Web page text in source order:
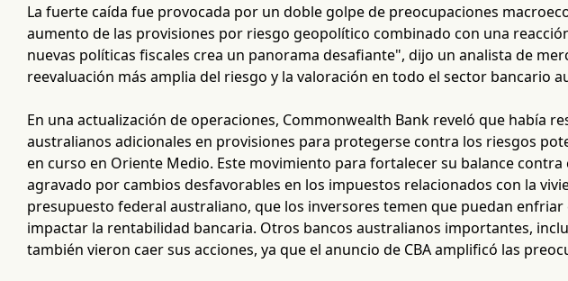
La fuerte caída fue provocada por un doble golpe de preocupaciones
aumento de las provisiones por riesgo geopolítico combinado con una
nuevas políticas fiscales crea un panorama desafiante", dijo un analista de
reevaluación más amplia del riesgo y la valoración en todo el sector bancario
En una actualización de operaciones, Commonwealth Bank reveló que había
australianos adicionales en provisiones para protegerse contra los riesgos
en curso en Oriente Medio. Este movimiento para fortalecer su balance contra
agravado por cambios desfavorables en los impuestos relacionados con la
presupuesto federal australiano, que los inversores temen que puedan
impactar la rentabilidad bancaria. Otros bancos australianos importantes,
también vieron caer sus acciones, ya que el anuncio de CBA amplificó las